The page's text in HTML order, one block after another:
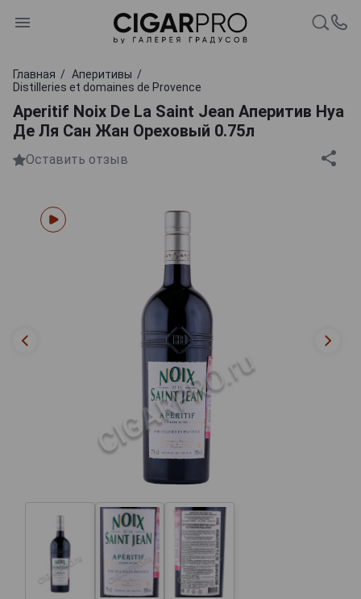
Главная
Аперитивы
Distilleries et domaines de Provence
Aperitif Noix De La Saint Jean Аперитив Нуа
Де Ля Сан Жан Ореховый 0.75л
Оставить отзыв